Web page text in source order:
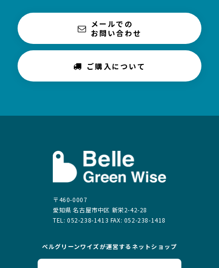
メールでの
お問い合わせ
ご購入について
〒460-0007
愛知県 名古屋市中区 新栄2-42-28
TEL: 052-238-1413 FAX: 052-238-1418
ベルグリーンワイズが運営する ネットショップ